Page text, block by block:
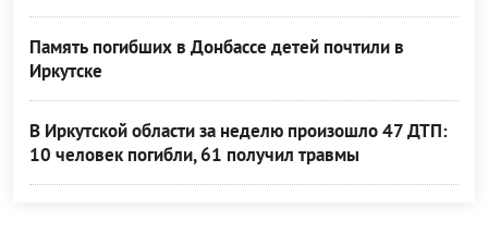
Память погибших в Донбассе детей почтили в
Иркутске
В Иркутской области за неделю произошло 47 ДТП:
10 человек погибли, 61 получил травмы